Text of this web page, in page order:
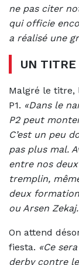
ne pas citer
qui officie
a réalisé une
UN
Malgré le titre,
P1. «Dans le
P2 peut
C’est un peu
pas plus mal.
entre nos
tremplin,
deux
ou Arsen
On attend
fiesta. «Ce
derby contre